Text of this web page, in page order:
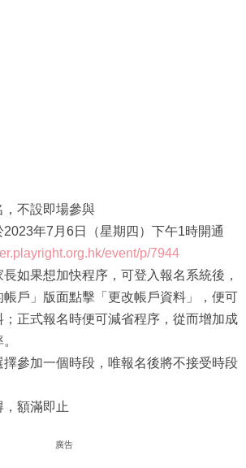
，不設即場參與
年7月6日（星期四）下午1時開通
event/p/7944
如果想加快程序，可登入報名系統後，
帳戶」版面點擊「更改帳戶資料」，便可
；正式報名時便可減省程序，從而增加成
擇參加一個時段，唯報名後將不接受時段
額滿即止
廣告